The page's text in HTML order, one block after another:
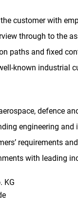
customer with
through to the
paths and fixed
known industrial
defence
engineering
requirements
with leading
KG